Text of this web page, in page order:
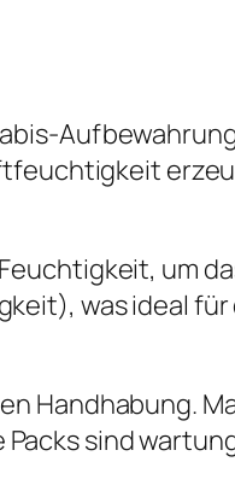
um
was ideal für
Handhabung.
sind